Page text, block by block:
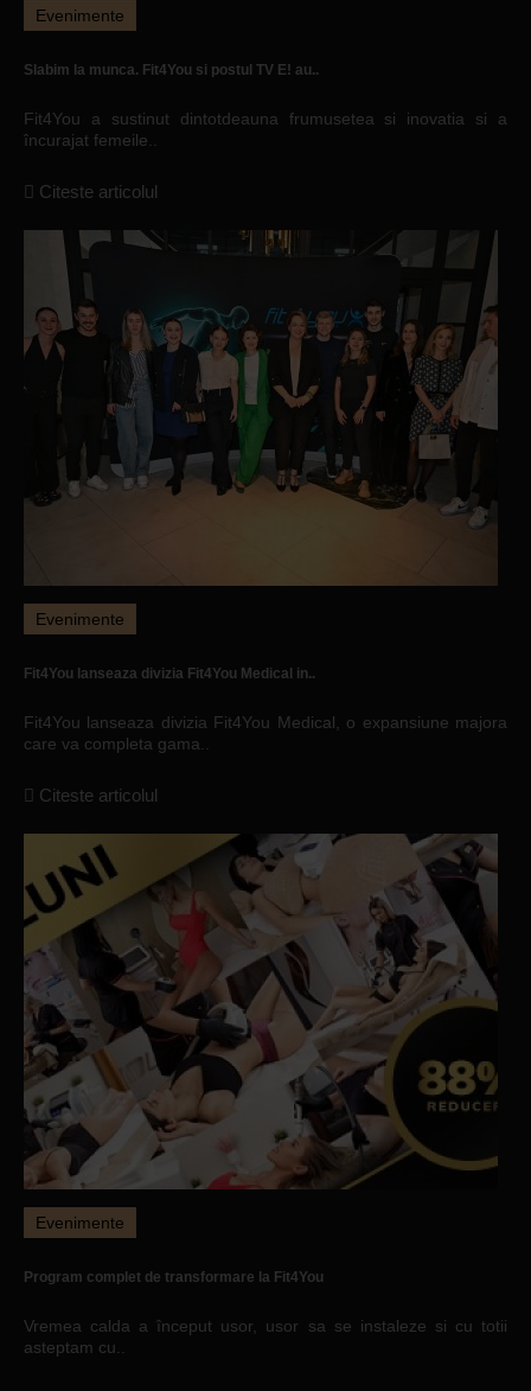
Evenimente
Slabim la munca. Fit4You si postul TV E! au..
Fit4You a sustinut dintotdeauna frumusetea si inovatia si a
încurajat femeile..
Citeste articolul
Evenimente
Fit4You lanseaza divizia Fit4You Medical in..
Fit4You lanseaza divizia Fit4You Medical, o expansiune majora
care va completa gama..
Citeste articolul
Evenimente
Program complet de transformare la Fit4You
Vremea calda a început usor, usor sa se instaleze si cu totii
asteptam cu..